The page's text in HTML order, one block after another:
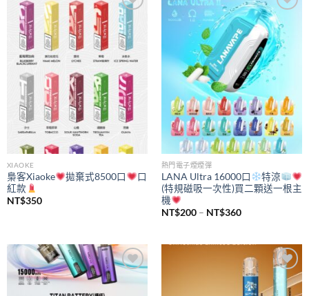
Add to
wishlist
XIAOKE
梟客Xiaoke 拋棄式8500口
口
紅款
NT$350
Add to
wishlist
熱門電子煙煙彈
LANA Ultra 16000口
特涼
(特規磁吸一次性)買二顆送一根主
機
NT$200 – NT$360價
NT$200
到
NT$360
Add to
Add to
wishlist